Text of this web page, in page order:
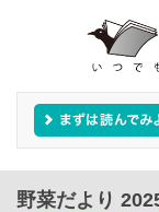
野菜だより